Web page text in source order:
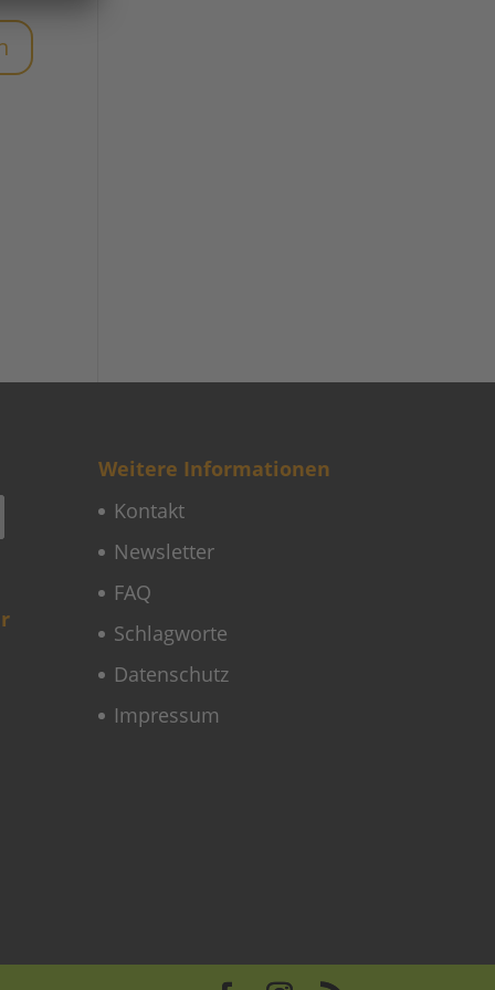
Weitere Informationen
Kontakt
Newsletter
FAQ
Schlagworte
Datenschutz
Impressum